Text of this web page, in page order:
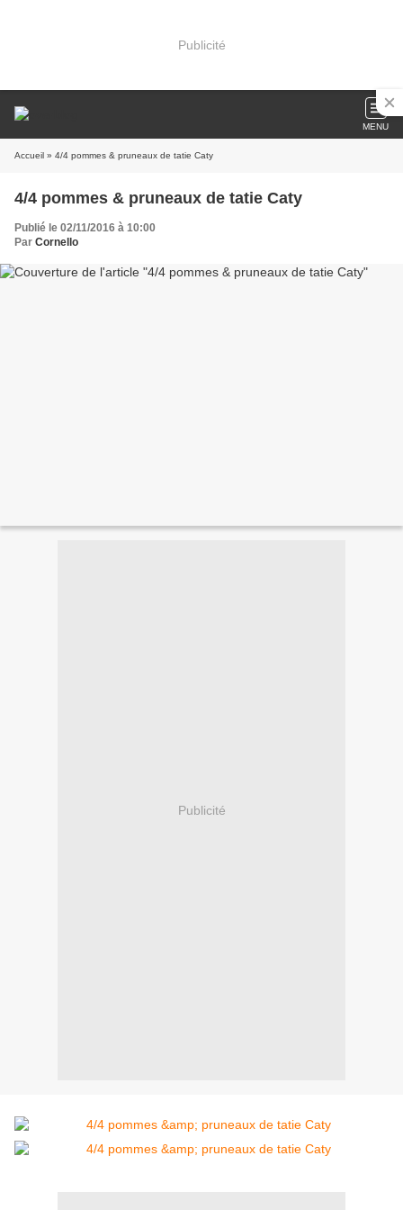
Publicité
MENU
Accueil » 4/4 pommes & pruneaux de tatie Caty
4/4 pommes & pruneaux de tatie Caty
Publié le 02/11/2016 à 10:00
Par Cornello
Publicité